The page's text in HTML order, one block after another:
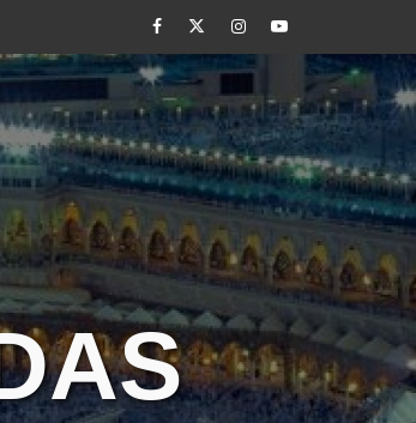
FacebookTwitterInstagram
Youtube